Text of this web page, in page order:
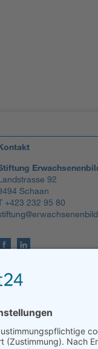
92
Schaan
+423 232 95 80